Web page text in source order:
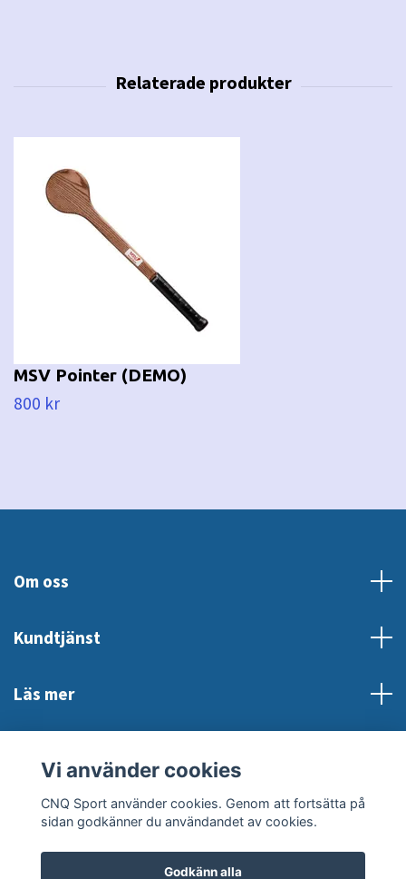
MSV Pointer (DEMO)
800 kr
Om oss
Kundtjänst
Läs mer
Vi använder cookies
CNQ Sport använder cookies. Genom att fortsätta på
sidan godkänner du användandet av cookies.
Godkänn alla